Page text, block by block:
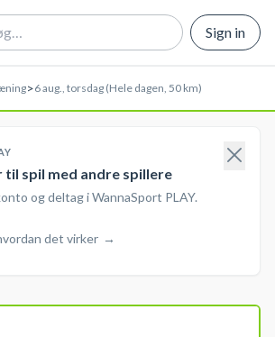
Sign in
>6 aug., torsdag (Hele dagen, 50 km)
spil med andre spillere
og deltag i WannaSport PLAY.
det virker →